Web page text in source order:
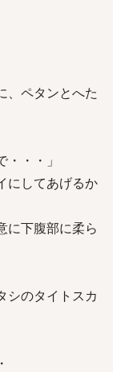
、ペタンとへた
・・」
にしてあげるか
に下腹部に柔ら
シのタイトスカ